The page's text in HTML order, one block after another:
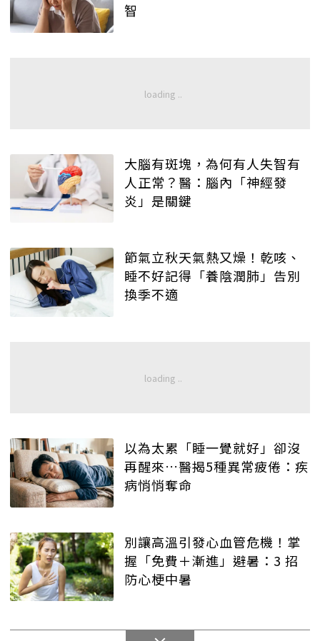
智
大腦有斑塊，為何有人失智有
人正常？醫：腦內「神經發
炎」是關鍵
節氣立秋天氣熱又燥！乾咳、
睡不好記得「養陰潤肺」告別
換季不適
以為太累「睡一覺就好」卻沒
再醒來…醫揭5種異常疲倦：疾
病悄悄奪命
別讓高溫引發心血管危機！掌
握「免費＋漸進」避暑：3 招
防心梗中暑